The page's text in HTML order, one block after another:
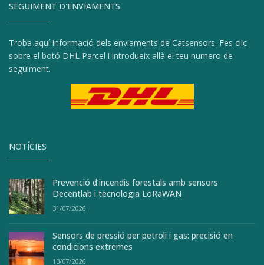
SEGUIMENT D'ENVIAMENTS
Troba aquí informació dels enviaments de Catsensors. Fes clic
sobre el botó DHL Parcel i introdueix allà el teu numero de
seguiment.
NOTÍCIES
Prevenció d’incendis forestals amb sensors
Decentlab i tecnologia LoRaWAN
31/07/2026
Sensors de pressió per petroli i gas: precisió en
condicions extremes
13/07/2026